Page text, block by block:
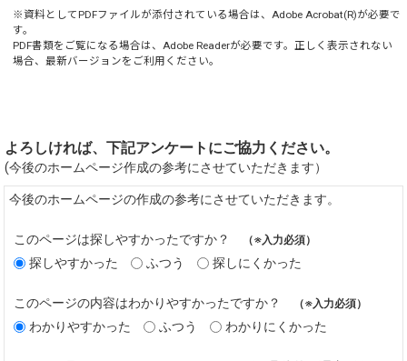
※資料としてPDFファイルが添付されている場合は、 Adobe Acrobat(R)が必要で
す。
PDF書類をご覧になる場合は、 Adobe Readerが必要です。正しく表示されない
場合、最新バージョンをご利用ください。